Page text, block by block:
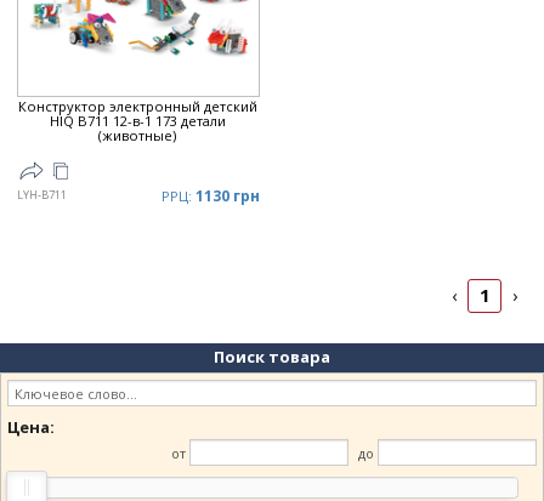
Цена ▼
Конструктор электронный детский
HIQ B711 12-в-1 173 детали
(животные)
LYH-B711 РРЦ: 1130 грн
‹ 1 ›
Поиск товара
Цена:
от до